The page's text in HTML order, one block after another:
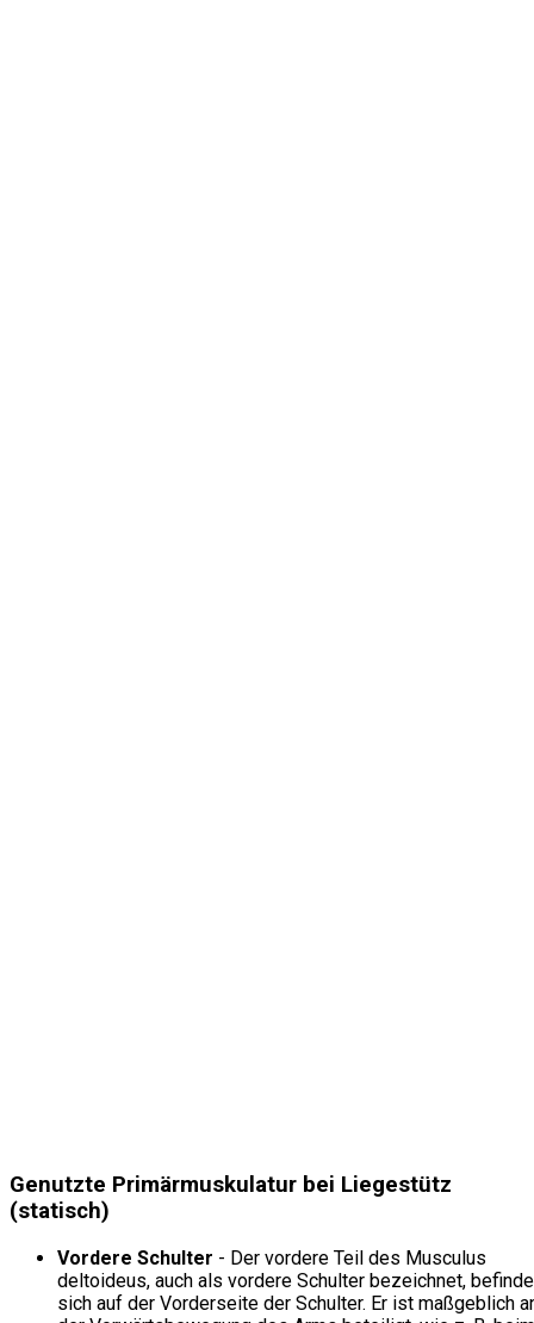
Genutzte Primärmuskulatur bei Liegestütz
(statisch)
Vordere Schulter - Der vordere Teil des Musculus
deltoideus, auch als vordere Schulter bezeichnet,
sich auf der Vorderseite der Schulter. Er ist maßgeblich